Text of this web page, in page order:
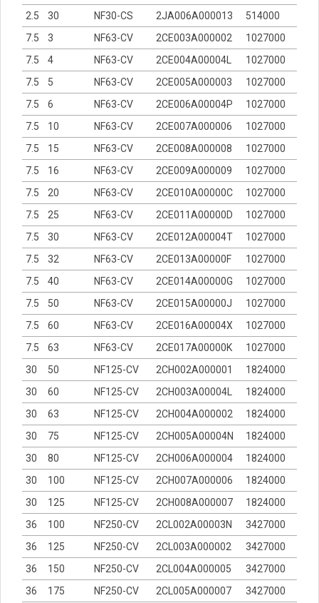
2.5
30 NF30-CS 2JA006A000013
514000
7.5
3 NF63-CV 2CE003A000002
1027000
7.5
4 NF63-CV 2CE004A00004L
1027000
7.5
5 NF63-CV 2CE005A000003
1027000
7.5
6 NF63-CV 2CE006A00004P
1027000
7.5
10 NF63-CV 2CE007A000006
1027000
7.5
15 NF63-CV 2CE008A000008
1027000
7.5
16 NF63-CV 2CE009A000009
1027000
7.5
20 NF63-CV 2CE010A00000C
1027000
7.5
25 NF63-CV 2CE011A00000D
1027000
7.5
30 NF63-CV 2CE012A00004T
1027000
7.5
32 NF63-CV 2CE013A00000F
1027000
7.5
40 NF63-CV 2CE014A00000G
1027000
7.5
50 NF63-CV 2CE015A00000J
1027000
7.5
60 NF63-CV 2CE016A00004X
1027000
7.5
63 NF63-CV 2CE017A00000K
1027000
30
50 NF125-CV 2CH002A000001
1824000
30
60 NF125-CV 2CH003A00004L
1824000
30
63 NF125-CV 2CH004A000002
1824000
30
75 NF125-CV 2CH005A00004N
1824000
30
80 NF125-CV 2CH006A000004
1824000
30
100 NF125-CV 2CH007A000006
1824000
30
125 NF125-CV 2CH008A000007
1824000
36
100 NF250-CV 2CL002A00003N
3427000
36
125 NF250-CV 2CL003A000002
3427000
36
150 NF250-CV 2CL004A000005
3427000
36
175 NF250-CV 2CL005A000007
3427000